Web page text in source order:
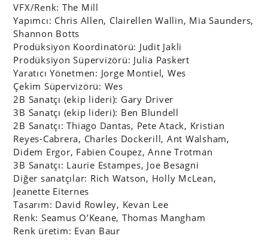
VFX/Renk: The Mill
Yapımcı: Chris Allen, Clairellen Wallin, Mia Saunders,
Shannon Botts
Prodüksiyon Koordinatörü: Judit Jakli
Prodüksiyon Süpervizörü: Julia Paskert
Yaratıcı Yönetmen: Jorge Montiel, Wes
Çekim Süpervizörü: Wes
2B Sanatçı (ekip lideri): Gary Driver
3B Sanatçı (ekip lideri): Ben Blundell
2B Sanatçı: Thiago Dantas, Pete Atack, Kristian
Reyes-Cabrera, Charles Dockerill, Ant Walsham,
Didem Ergor, Fabien Coupez, Anne Trotman
3B Sanatçı: Laurie Estampes, Joe Besagni
Diğer sanatçılar: Rich Watson, Holly McLean,
Jeanette Eiternes
Tasarım: David Rowley, Kevan Lee
Renk: Seamus O’Keane, Thomas Mangham
Renk üretim: Evan Baur